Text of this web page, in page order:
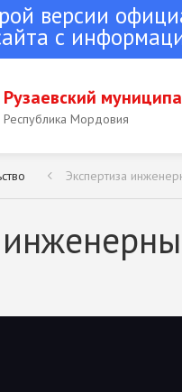
версии
с
Рузаевский
Республика Мордовия
поселение
Экспертиза